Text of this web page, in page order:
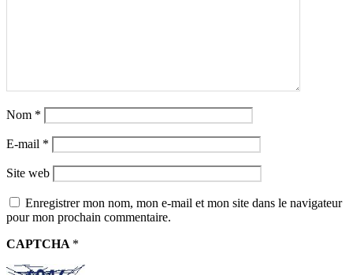
Nom *
E-mail *
Site web
Enregistrer mon nom, mon e-mail et mon site dans le navigateur
pour mon prochain commentaire.
CAPTCHA *